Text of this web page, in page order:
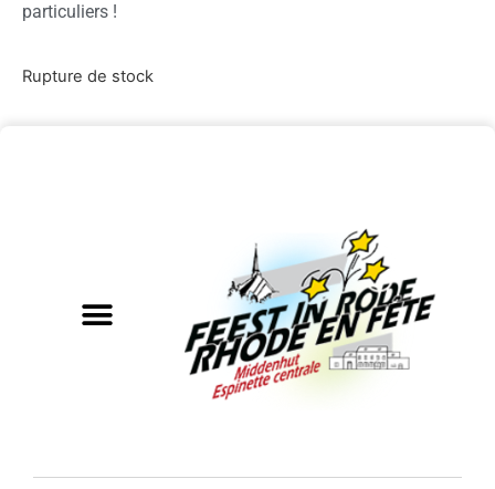
particuliers !
Rupture de stock